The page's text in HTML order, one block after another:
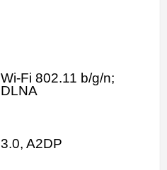
Wi-Fi 802.11 b/g/n;
DLNA
3.0, A2DP